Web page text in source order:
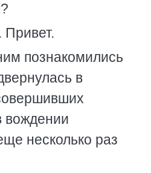
познакомились
в
вождении
несколько раз